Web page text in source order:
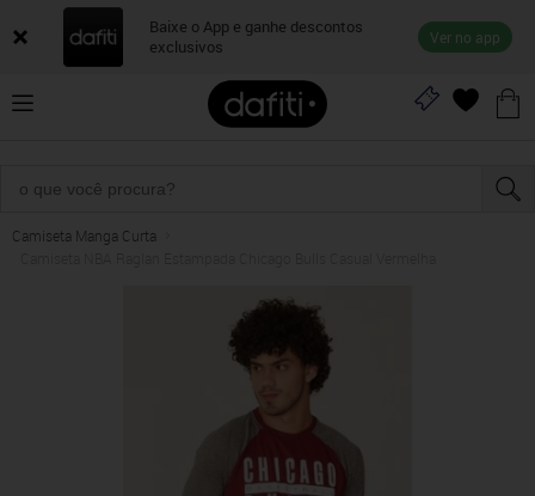
Baixe o App e ganhe descontos
exclusivos
Ver no app
Camiseta Manga Curta